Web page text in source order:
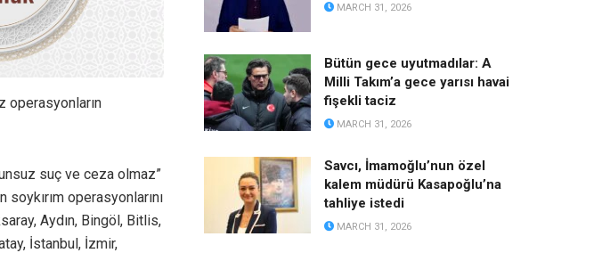
operasyonların
suç ve ceza olmaz”
operasyonlarını
Aydın, Bingöl, Bitlis,
İstanbul, İzmir,
MARCH 31, 2026
Bütün gece uyutmadılar: A
Milli Takım’a gece yarısı havai
fişekli taciz
MARCH 31, 2026
Savcı, İmamoğlu’nun özel
kalem müdürü Kasapoğlu’na
tahliye istedi
MARCH 31, 2026